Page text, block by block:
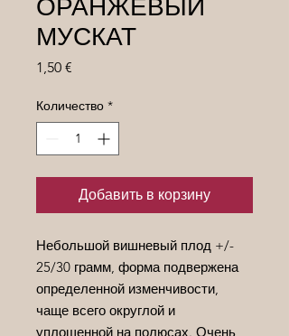
ОРАНЖЕВЫЙ
МУСКАТ
1,50 €
Количество *
Добавить в корзину
Небольшой вишневый плод +/-
25/30 грамм, форма подвержена
определенной изменчивости,
чаще всего округлой и
уплощенной на полюсах. Очень